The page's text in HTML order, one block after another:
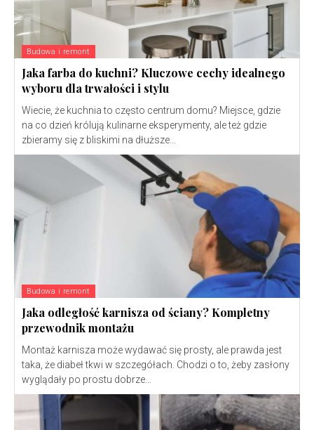
Budowa i remont
Jaka farba do kuchni? Kluczowe cechy idealnego
wyboru dla trwałości i stylu
Wiecie, że kuchnia to często centrum domu? Miejsce, gdzie
na co dzień królują kulinarne eksperymenty, ale też gdzie
zbieramy się z bliskimi na dłuższe...
Budowa i remont
Jaka odległość karnisza od ściany? Kompletny
przewodnik montażu
Montaż karnisza może wydawać się prosty, ale prawda jest
taka, że diabeł tkwi w szczegółach. Chodzi o to, żeby zasłony
wyglądały po prostu dobrze...